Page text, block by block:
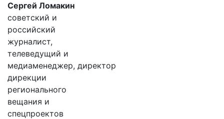
Сергей Ломакин
советский и
российский
журналист,
телеведущий и
медиаменеджер, директор
дирекции
регионального
вещания и
спецпроектов